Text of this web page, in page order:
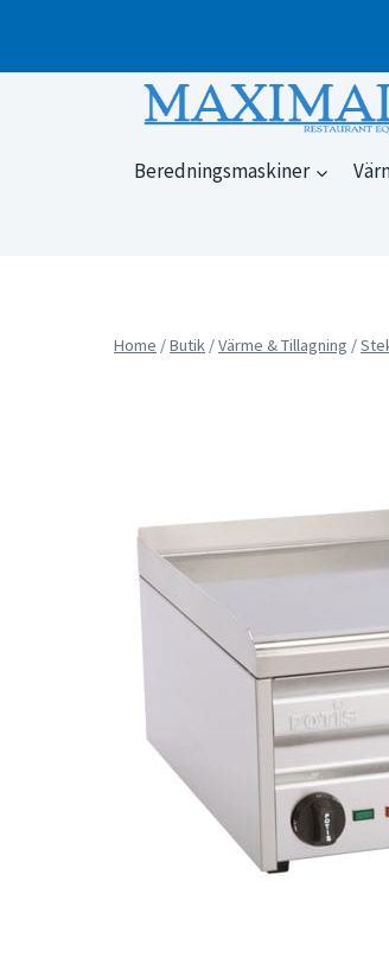
content
Beredningsmaskiner
Home /Butik /Värme & Tillagning /